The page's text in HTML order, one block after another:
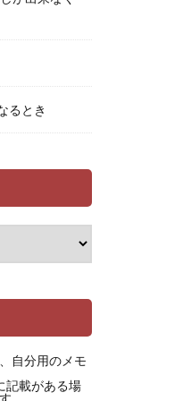
るとき
自分用のメモ
記載がある場
。